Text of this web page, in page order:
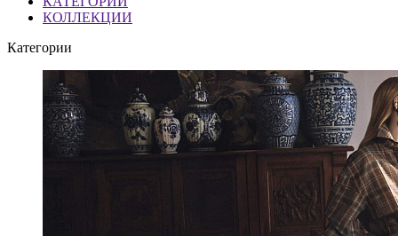
КОЛЛЕКЦИИ
Категории